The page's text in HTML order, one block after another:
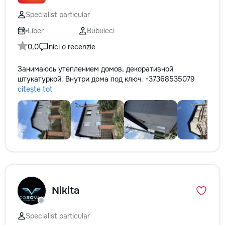
Specialist particular
Liber
Bubuieci
0,0
nici o recenzie
Занимаюсь утеплением домов, декоративной
штукатуркой. Внутри дома под ключ. +37368535079
citește tot
Nikita
Specialist particular